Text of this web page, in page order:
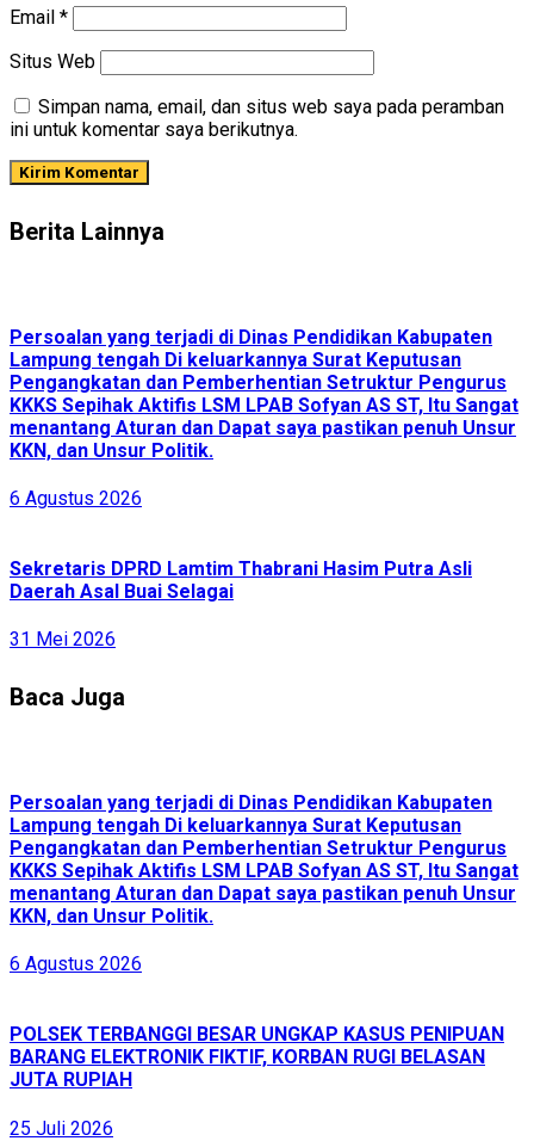
Email *
Situs Web
Simpan nama, email, dan situs web saya pada peramban
ini untuk komentar saya berikutnya.
Berita Lainnya
Persoalan yang terjadi di Dinas Pendidikan Kabupaten
Lampung tengah Di keluarkannya Surat Keputusan
Pengangkatan dan Pemberhentian Setruktur Pengurus
KKKS Sepihak Aktifis LSM LPAB Sofyan AS ST, Itu Sangat
menantang Aturan dan Dapat saya pastikan penuh Unsur
KKN, dan Unsur Politik.
6 Agustus 2026
Sekretaris DPRD Lamtim Thabrani Hasim Putra Asli
Daerah Asal Buai Selagai
31 Mei 2026
Baca Juga
Persoalan yang terjadi di Dinas Pendidikan Kabupaten
Lampung tengah Di keluarkannya Surat Keputusan
Pengangkatan dan Pemberhentian Setruktur Pengurus
KKKS Sepihak Aktifis LSM LPAB Sofyan AS ST, Itu Sangat
menantang Aturan dan Dapat saya pastikan penuh Unsur
KKN, dan Unsur Politik.
6 Agustus 2026
POLSEK TERBANGGI BESAR UNGKAP KASUS PENIPUAN
BARANG ELEKTRONIK FIKTIF, KORBAN RUGI BELASAN
JUTA RUPIAH
25 Juli 2026